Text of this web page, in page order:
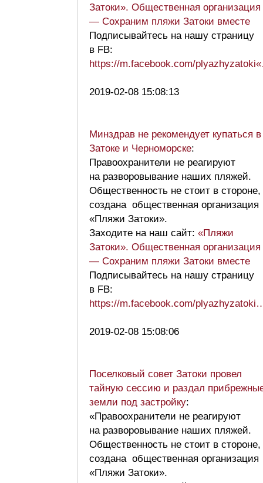
Затоки». Общественная организация
— Сохраним пляжи Затоки вместе
Подписывайтесь на нашу страницу
в FB:
https://m.facebook.com/
2019-02-08 15:08:13
Минздрав не рекомендует купаться в
Затоке и Черноморске:
Правоохранители не реагируют
на разворовывание наших пляжей.
Общественность не стоит в стороне,
создана общественная организация
«Пляжи Затоки».
Заходите на наш сайт: «Пляжи
Затоки». Общественная организация
— Сохраним пляжи Затоки вместе
Подписывайтесь на нашу страницу
в FB:
https://m.facebook.com/
2019-02-08 15:08:06
Поселковый совет Затоки провел
тайную сессию и раздал
земли под застройку:
«Правоохранители не реагируют
на разворовывание наших пляжей.
Общественность не стоит в стороне,
создана общественная организация
«Пляжи Затоки».